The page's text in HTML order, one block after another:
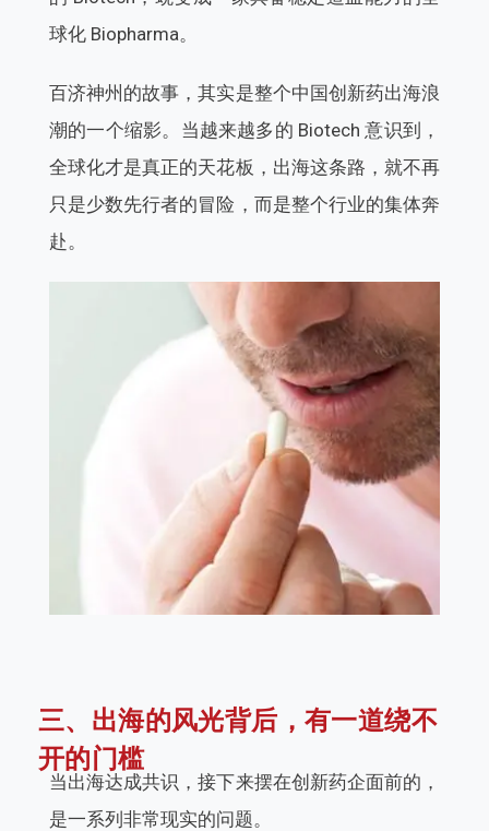
球化 Biopharma。
百济神州的故事，其实是整个中国创新药出海浪
潮的一个缩影。当越来越多的 Biotech 意识到，
全球化才是真正的天花板，出海这条路，就不再
只是少数先行者的冒险，而是整个行业的集体奔
赴。
三、出海的风光背后，有一道绕不
开的门槛
当出海达成共识，接下来摆在创新药企面前的，
是一系列非常现实的问题。